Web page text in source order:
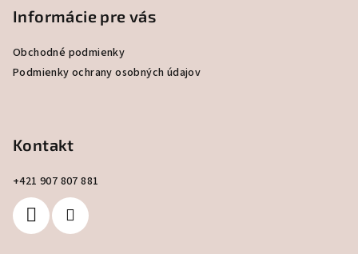
Informácie pre vás
Obchodné podmienky
Podmienky ochrany osobných údajov
Kontakt
+421 907 807 881